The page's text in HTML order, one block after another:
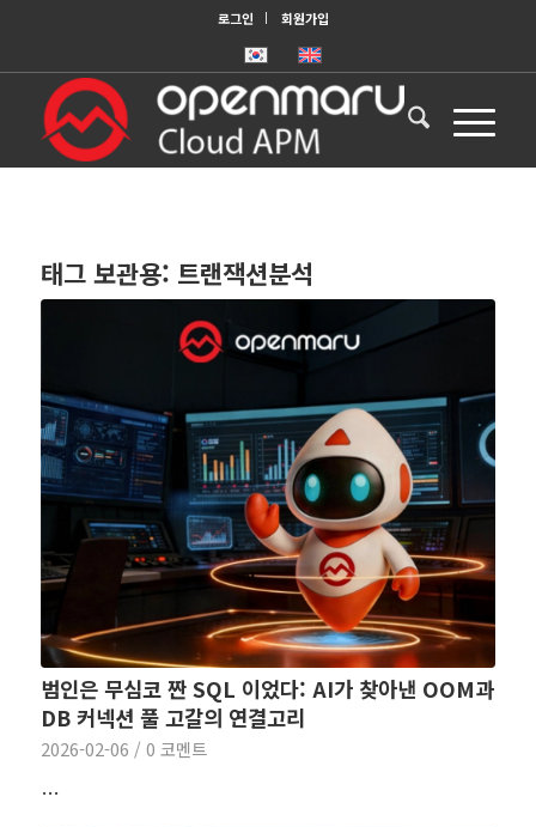
로그인 회원가입
태그 보관용: 트랜잭션분석
범인은 무심코 짠 SQL 이었다: AI가 찾아낸 OOM과
DB 커넥션 풀 고갈의 연결고리
2026-02-06 / 0 코멘트
…